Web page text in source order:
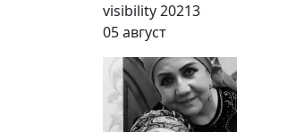
visibility20213
05 август